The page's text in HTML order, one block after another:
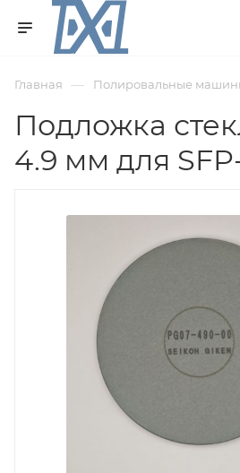
Главная — Полировальные
Подложка
4.9 мм для